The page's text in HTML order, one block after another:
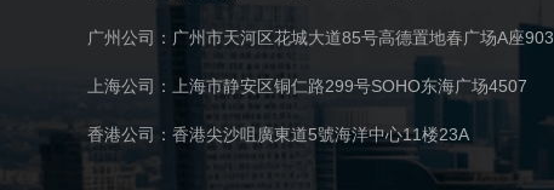
广州公司：广州市天河区花城大道85号高德置地春广场A座903
上海公司：上海市静安区铜仁路299号SOHO东海广场4507
香港公司：香港尖沙咀廣東道5號海洋中心11楼23A